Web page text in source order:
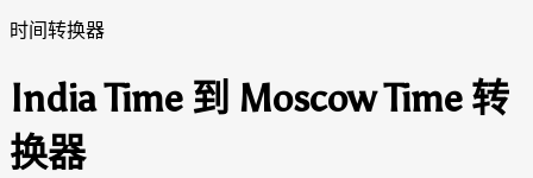
时间转换器
India Time 到 Moscow Time 转
换器